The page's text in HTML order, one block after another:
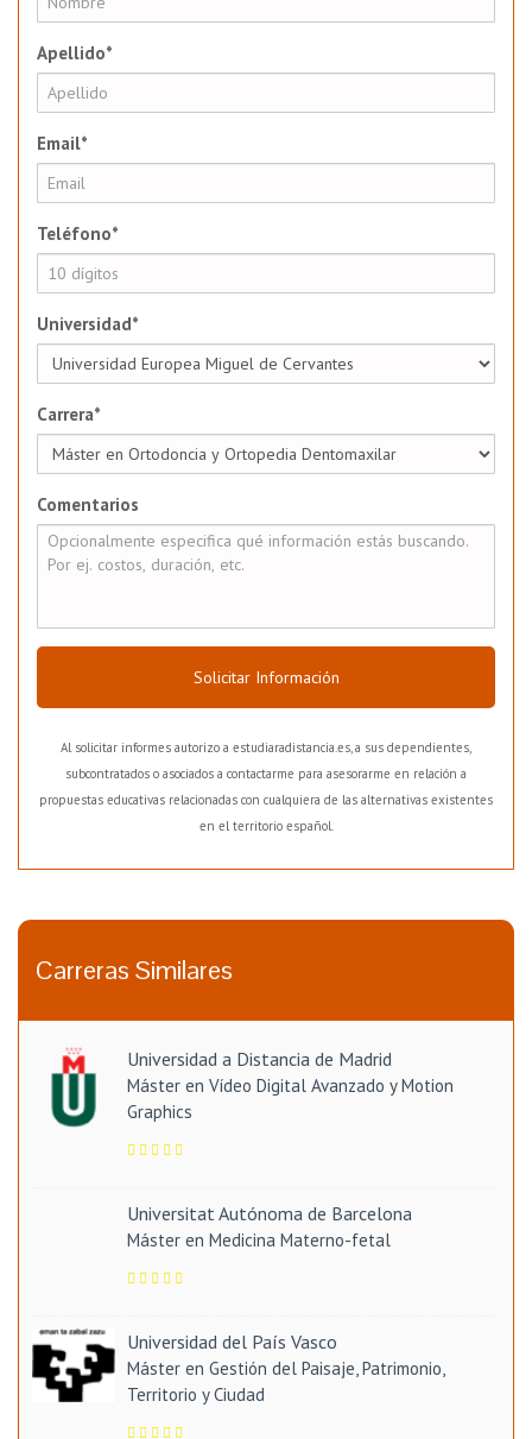
Apellido*
Email*
Teléfono*
Universidad*
Carrera*
Comentarios
Solicitar Información
Al solicitar informes autorizo a estudiaradistancia.es, a sus dependientes,
subcontratados o asociados a contactarme para asesorarme en relación a
propuestas educativas relacionadas con cualquiera de las alternativas existentes
en el territorio español.
Carreras Similares
Universidad a Distancia de Madrid
Máster en Vídeo Digital Avanzado y Motion
Graphics
Universitat Autónoma de Barcelona
Máster en Medicina Materno-fetal
Universidad del País Vasco
Máster en Gestión del Paisaje, Patrimonio,
Territorio y Ciudad